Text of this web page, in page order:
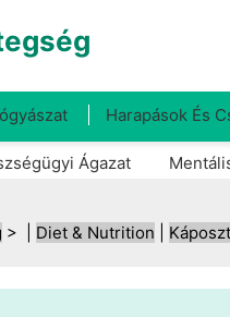
Harapások És
Ágazat
> | Diet & Nutrition